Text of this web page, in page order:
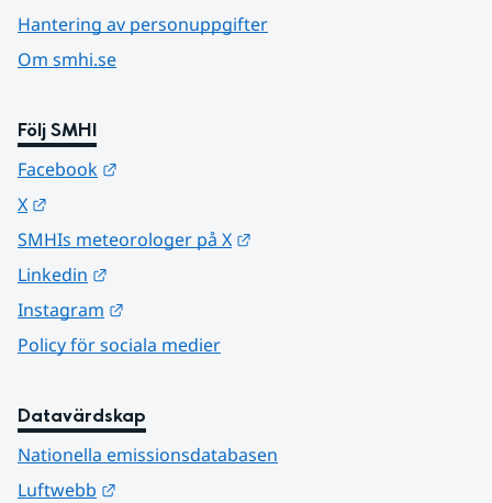
Hantering av personuppgifter
Om smhi.se
Följ SMHI
Facebook
X
SMHIs meteorologer på X
Linkedin
Instagram
Policy för sociala medier
Datavärdskap
Nationella emissionsdatabasen
Luftwebb